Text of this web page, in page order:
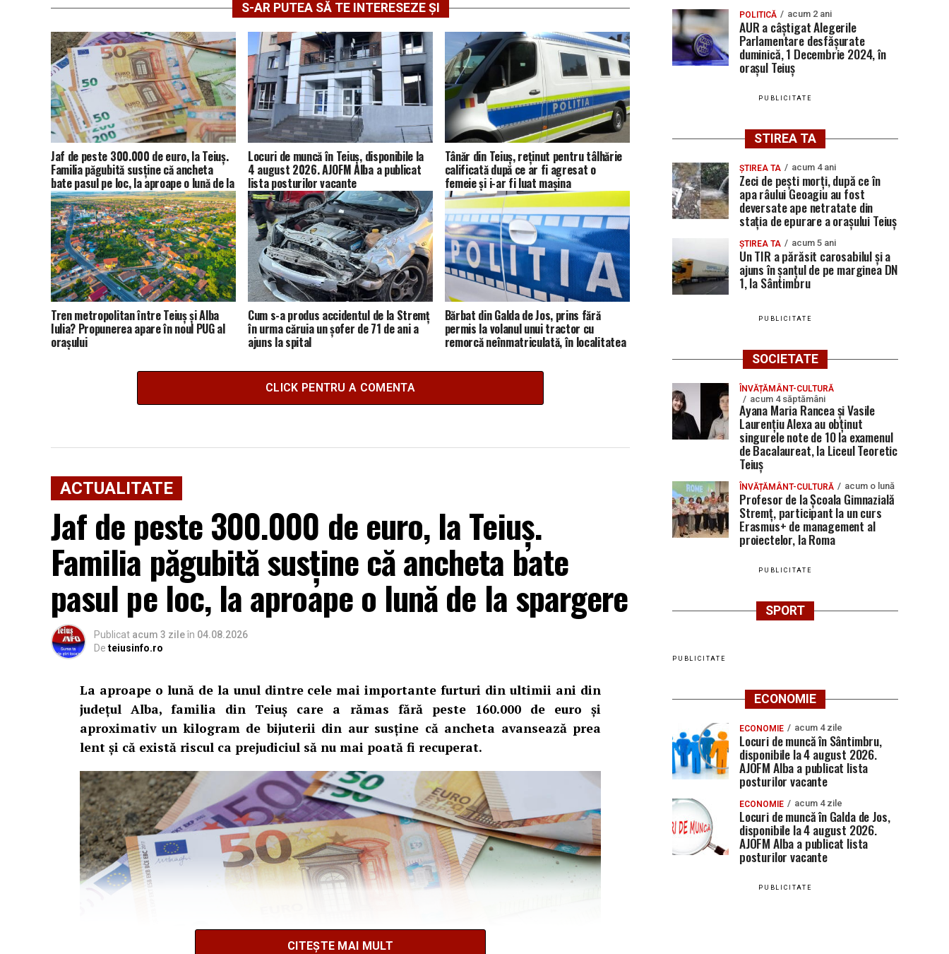
S-AR PUTEA SĂ TE INTERESEZE ȘI
Jaf de peste 300.000 de euro, la Teiuș.
Familia păgubită susține că ancheta
bate pasul pe loc, la aproape o lună de la
spargere
Locuri de muncă în Teiuș, disponibile la
4 august 2026. AJOFM Alba a publicat
lista posturilor vacante
Tânăr din Teiuș, reținut pentru tâlhărie
calificată după ce ar fi agresat o
femeie și i-ar fi luat mașina
Tren metropolitan între Teiuș și Alba
Iulia? Propunerea apare în noul PUG al
orașului
Cum s-a produs accidentul de la Stremț
în urma căruia un șofer de 71 de ani a
ajuns la spital
Bărbat din Galda de Jos, prins fără
permis la volanul unui tractor cu
remorcă neînmatriculată, în localitatea
CLICK PENTRU A COMENTA
ACTUALITATE
Jaf de peste 300.000 de euro, la Teiuș.
Familia păgubită susține că ancheta bate
pasul pe loc, la aproape o lună de la spargere
Publicat acum 3 zileîn 04.08.2026
De teiusinfo.ro
La aproape o lună de la unul dintre cele mai importante furturi din ultimii ani din
județul Alba, familia din Teiuș care a rămas fără peste 160.000 de euro și
aproximativ un kilogram de bijuterii din aur susține că ancheta avansează prea
lent și că există riscul ca prejudiciul să nu mai poată fi recuperat.
CITEȘTE MAI MULT
POLITICĂ acum 2 ani
AUR a câștigat Alegerile
Parlamentare desfășurate
duminică, 1 Decembrie 2024, în
orașul Teiuș
PUBLICITATE
STIREA TA
ȘTIREA TA acum 4 ani
Zeci de pești morți, după ce în
apa râului Geoagiu au fost
deversate ape netratate din
stația de epurare a orașului Teiuș
ȘTIREA TA acum 5 ani
Un TIR a părăsit carosabilul și a
ajuns în șanțul de pe marginea DN
1, la Sântimbru
PUBLICITATE
SOCIETATE
ÎNVĂȚĂMÂNT-CULTURĂ
acum 4 săptămâni
Ayana Maria Rancea și Vasile
Laurențiu Alexa au obținut
singurele note de 10 la examenul
de Bacalaureat, la Liceul Teoretic
Teiuș
ÎNVĂȚĂMÂNT-CULTURĂ acum o lună
Profesor de la Școala Gimnazială
Stremț, participant la un curs
Erasmus+ de management al
proiectelor, la Roma
PUBLICITATE
SPORT
PUBLICITATE
ECONOMIE
ECONOMIE acum 4 zile
Locuri de muncă în Sântimbru,
disponibile la 4 august 2026.
AJOFM Alba a publicat lista
posturilor vacante
ECONOMIE acum 4 zile
Locuri de muncă în Galda de Jos,
disponibile la 4 august 2026.
AJOFM Alba a publicat lista
posturilor vacante
PUBLICITATE